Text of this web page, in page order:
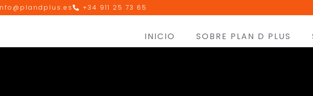
+34 911 25 73 65
INICIO SOBRE PLAN D PLUS